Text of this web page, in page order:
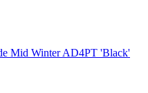
Mid Winter AD4PT 'Black'